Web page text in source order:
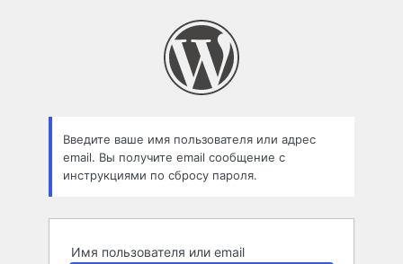
Введите ваше имя пользователя или адрес
email. Вы получите email сообщение с
инструкциями по сбросу пароля.
Имя пользователя или email